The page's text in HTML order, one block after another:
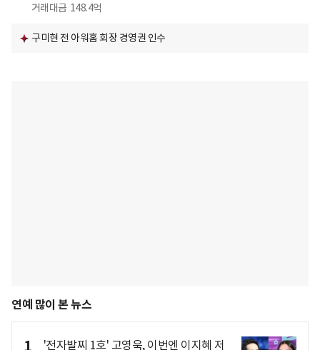
거래대금 148.4억
구미현 전 아워홈 회장 경영권 인수
연예 많이 본 뉴스
'전자발찌 1호' 고영욱, 이번엔 이지혜 저